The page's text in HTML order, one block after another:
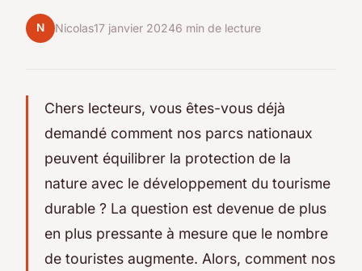
N Nicolas17 janvier 20246 min de lecture
Chers lecteurs, vous êtes-vous déjà
demandé comment nos parcs nationaux
peuvent équilibrer la protection de la
nature avec le développement du tourisme
durable ? La question est devenue de plus
en plus pressante à mesure que le nombre
de touristes augmente. Alors, comment nos